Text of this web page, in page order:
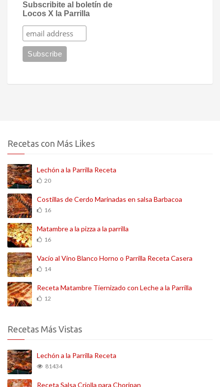
Subscribite al boletín de
Locos X la Parrilla
Recetas con Más Likes
Lechón a la Parrilla Receta
20
Costillas de Cerdo Marinadas en salsa Barbacoa
16
Matambre a la pizza a la parrilla
16
Vacío al Vino Blanco Horno o Parrilla Receta Casera
14
Receta Matambre Tiernizado con Leche a la Parrilla
12
Recetas Más Vistas
Lechón a la Parrilla Receta
81434
Receta Salsa Criolla para Choripan